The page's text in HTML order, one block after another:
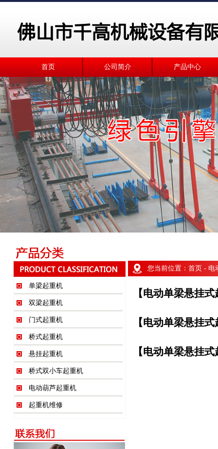
首页 公司简介 产品中心
单梁起重机
双梁起重机
门式起重机
桥式起重机
悬挂起重机
桥式双小车起重机
电动葫芦起重机
起重机维修
您当前位置： 首页- 电
【电动单梁悬挂
【电动单梁悬挂
【电动单梁悬挂